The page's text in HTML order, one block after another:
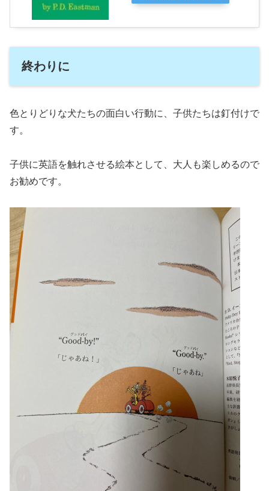
終わりに
色とりどりな犬たちの面白い行動に、子供たちは釘付けで
す。
子供に英語を触れさせる絵本として、大人も楽しめるので
お勧めです。